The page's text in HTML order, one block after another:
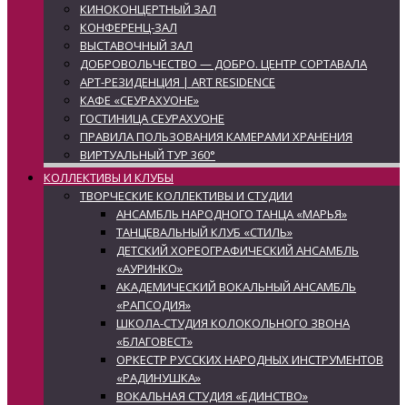
КИНОКОНЦЕРТНЫЙ ЗАЛ
КОНФЕРЕНЦ-ЗАЛ
ВЫСТАВОЧНЫЙ ЗАЛ
ДОБРОВОЛЬЧЕСТВО — ДОБРО. ЦЕНТР СОРТАВАЛА
АРТ-РЕЗИДЕНЦИЯ | ART RESIDENCE
КАФЕ «СЕУРАХУОНЕ»
ГОСТИНИЦА СЕУРАХУОНЕ
ПРАВИЛА ПОЛЬЗОВАНИЯ КАМЕРАМИ ХРАНЕНИЯ
ВИРТУАЛЬНЫЙ ТУР 360°
КОЛЛЕКТИВЫ И КЛУБЫ
ТВОРЧЕСКИЕ КОЛЛЕКТИВЫ И СТУДИИ
АНСАМБЛЬ НАРОДНОГО ТАНЦА «МАРЬЯ»
ТАНЦЕВАЛЬНЫЙ КЛУБ «СТИЛЬ»
ДЕТСКИЙ ХОРЕОГРАФИЧЕСКИЙ АНСАМБЛЬ
«АУРИНКО»
АКАДЕМИЧЕСКИЙ ВОКАЛЬНЫЙ АНСАМБЛЬ
«РАПСОДИЯ»
ШКОЛА-СТУДИЯ КОЛОКОЛЬНОГО ЗВОНА
«БЛАГОВЕСТ»
ОРКЕСТР РУССКИХ НАРОДНЫХ ИНСТРУМЕНТОВ
«РАДИНУШКА»
ВОКАЛЬНАЯ СТУДИЯ «ЕДИНСТВО»